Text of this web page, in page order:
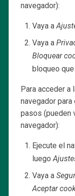
navegador):
Vaya a
Vaya a
Bloquear
bloqueo
Para acceder a
navegador
pasos (pueden
navegador):
Ejecute el
luego
Vaya a
Aceptar